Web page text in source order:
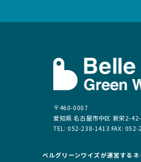
〒460-0007
愛知県 名古屋市中区 新栄2-
TEL: 052-238-1413 FAX: 052-
ベルグリーンワイズが運営する